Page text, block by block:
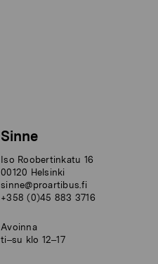
Sinne
Iso Roobertinkatu 16
00120 Helsinki
sinne@proartibus.fi
+358 (0)45 883 3716
Avoinna
ti–su klo 12–17